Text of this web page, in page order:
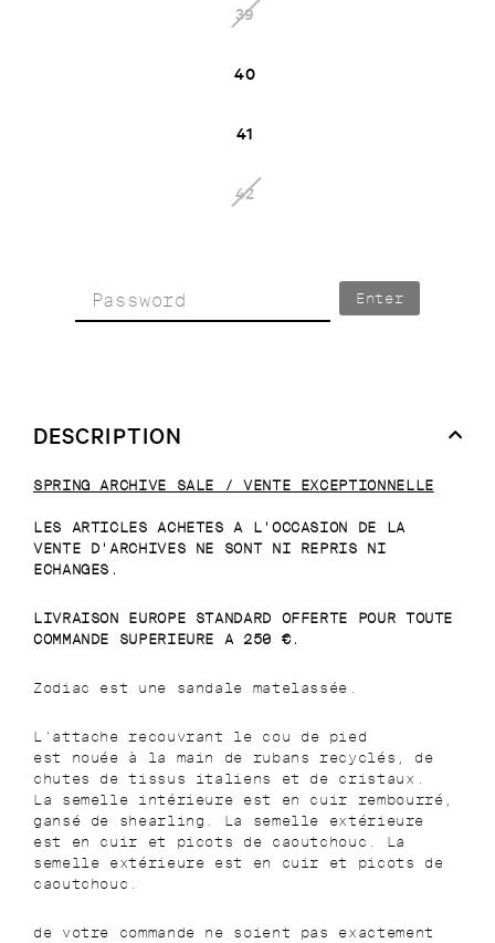
39
40
41
42
Enter
DESCRIPTION
SPRING ARCHIVE SALE / VENTE EXCEPTIONNELLE
LES ARTICLES ACHETES A L'OCCASION DE LA
VENTE D'ARCHIVES NE SONT NI REPRIS NI
ECHANGES.
LIVRAISON EUROPE STANDARD OFFERTE POUR TOUTE
COMMANDE SUPERIEURE A 250 €.
Zodiac est une sandale matelassée.
L'attache
recouvrant le cou de pied
est nouée à la main de rubans recyclés, de
chutes de tissus italiens et de cristaux.
La semelle intérieure est en cuir rembourré,
gansé de shearling. La semelle extérieure
est en cuir et picots de caoutchouc.
La
semelle extérieure est en cuir et picots de
caoutchouc.
de votre commande ne soient pas exactement